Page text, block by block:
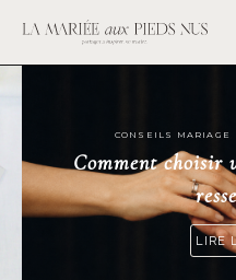
CONSEILS MARIAGE
Comment choisir